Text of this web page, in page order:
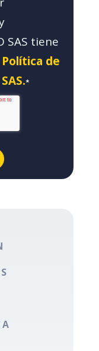
SAS tiene
Política de
*